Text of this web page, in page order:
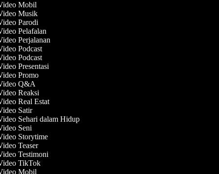
Mobil
Musik
Parodi
Pelafalan
Perjalanan
Podcast
Podcast
Presentasi
Promo
Q&A
Reaksi
Real Estat
Satir
Sehari dalam Hidup
Seni
Storytime
Teaser
Testimoni
TikTok
Mobil